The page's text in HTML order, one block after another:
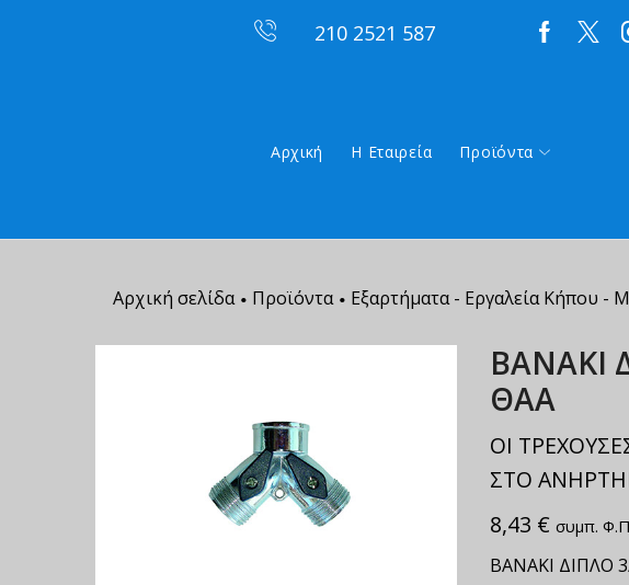
210 2521 587
Αρχική Η Εταιρεία Προϊόντα
Αρχική σελίδα • Προϊόντα • Εξαρτήματα - Εργαλεία Κήπου -
ΒΑΝΑΚΙ
ΘΑΑ
ΟΙ
ΣΤΟ
8,43 € συμπ.
ΒΑΝΑΚΙ ΔΙΠΛΟ